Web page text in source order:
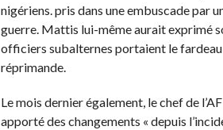
nigériens. pris dans une embuscade par
guerre. Mattis lui-même aurait exprimé
officiers subalternes portaient le
réprimande.
Le mois dernier également, le chef de
apporté des changements « depuis